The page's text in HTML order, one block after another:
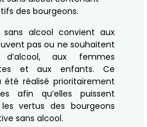
des bourgeons.
sans alcool convient aux
pas ou ne souhaitent
aux femmes
et aux enfants. Ce
réalisé prioritairement
afin qu’elles puissent
vertus des bourgeons
sans alcool.